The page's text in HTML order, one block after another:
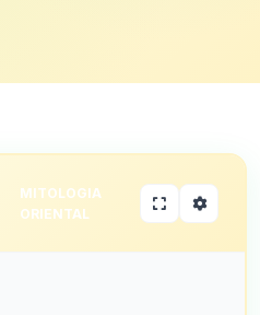
MITOLOGIA
ORIENTAL